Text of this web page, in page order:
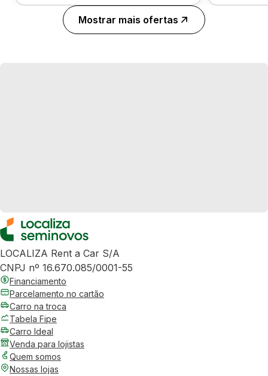
Mostrar mais ofertas
LOCALIZA Rent a Car S/A
CNPJ nº 16.670.085/0001-55
Financiamento
Parcelamento no cartão
Carro na troca
Tabela Fipe
Carro Ideal
Venda para lojistas
Quem somos
Nossas lojas